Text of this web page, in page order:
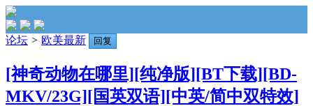
论坛 > 欧美最新 回复
[神奇动物在哪里][纯净版][BT下载][BD-
MKV/23G][国英双语][中英/简中双特效]